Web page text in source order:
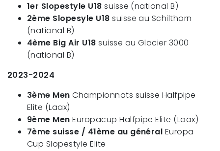
1er Slopestyle U18suisse (national B)
2ème Slopesyle U18 suisse au Schilthorn
(national B)
4ème Big Air U18suisse au Glacier 3000
(national B)
2023-2024
3ème Men Championnats suisse Halfpipe
Elite (Laax)
9ème Men Europacup Halfpipe Elite (Laax)
7ème suisse / 41ème au général Europa
Cup Slopestyle Elite